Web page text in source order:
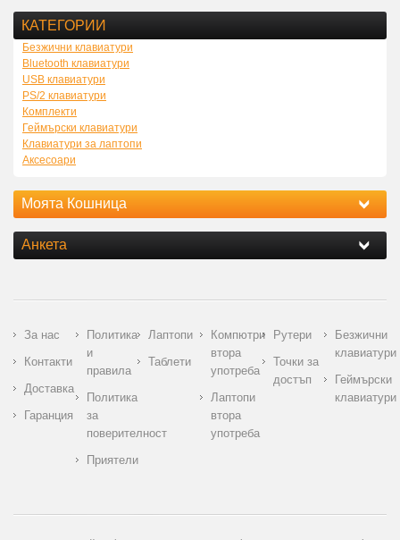
КАТЕГОРИИ
Безжични клавиатури
Bluetooth клавиатури
USB клавиатури
PS/2 клавиатури
Комплекти
Геймърски клавиатури
Клавиатури за лаптопи
Аксесоари
Моята Кошница
Анкета
За нас
Контакти
Доставка
Гаранция
Политика
и
правила
Политика
за
поверителност
Приятели
Лаптопи
Таблети
Компютри
втора
употреба
Лаптопи
втора
употреба
Рутери
Точки за
достъп
Безжични
клавиатури
Геймърски
клавиатури